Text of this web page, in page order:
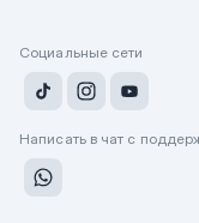
Социальные сети
Написать в чат с